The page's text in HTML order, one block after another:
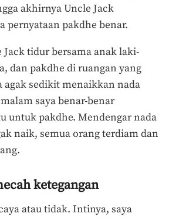
akhirnya Uncle Jack
pernyataan pakdhe benar.
tidur bersama anak laki-
dan pakdhe di ruangan yang
agak sedikit menaikkan nada
saya benar-benar
untuk pakdhe. Mendengar nada
naik, semua orang terdiam dan
ketegangan
atau tidak. Intinya, saya